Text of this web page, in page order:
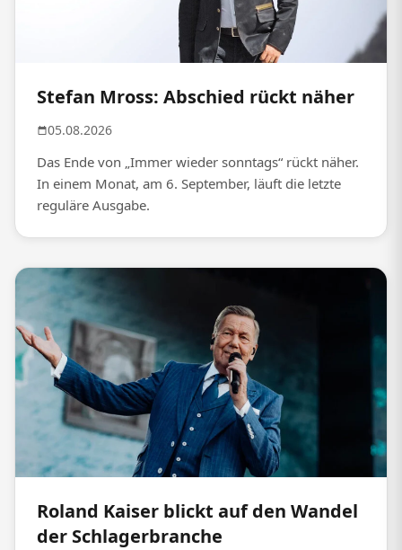
Stefan Mross: Abschied rückt näher
05.08.2026
Das Ende von „Immer wieder sonntags“ rückt näher.
In einem Monat, am 6. September, läuft die letzte
reguläre Ausgabe.
Roland Kaiser blickt auf den Wandel
der Schlagerbranche